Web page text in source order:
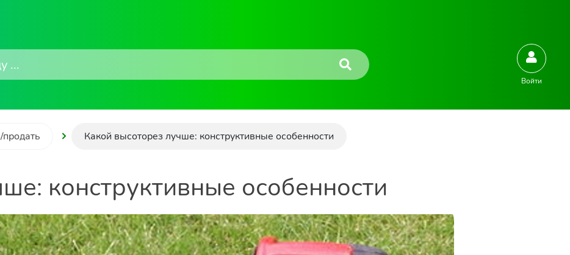
Войти
продать Какой высоторез лучше: конструктивные особенности
конструктивные особенности